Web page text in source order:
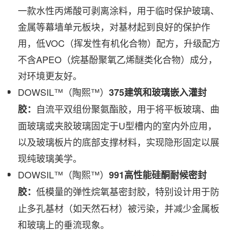
一款水性丙烯酸可剥离涂料，用于临时保护玻璃、
金属等幕墙单元板块，对基材起到良好的保护作
用，低VOC（挥发性有机化合物）配方，升级配方
不含APEO（烷基酚聚氧乙烯醚类化合物）成分，
对环境更友好。
DOWSIL™（陶熙™） 375建筑和玻璃嵌入灌封
胶： 自流平双组份聚氨酯胶，用于将平板玻璃、曲
面玻璃或夹胶玻璃固定于U型槽内的室内外应用，
以及玻璃板片的底部支撑材料，实现隐形固定以展
现纯玻璃美学。
DOWSIL™（陶熙™） 991高性能硅酮耐候密封
胶： 低模量的弹性烷氧基密封胶，特别设计用于防
止多孔基材（如天然石材）被污染，并减少金属板
和玻璃上的垂流现象。